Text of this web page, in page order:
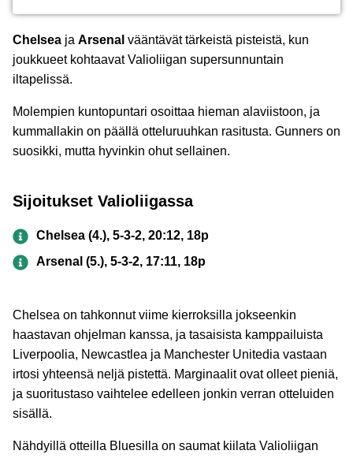
Chelsea ja Arsenal vääntävät tärkeistä pisteistä, kun
joukkueet kohtaavat Valioliigan supersunnuntain
iltapelissä.
Molempien kuntopuntari osoittaa hieman alaviistoon, ja
kummallakin on päällä otteluruuhkan rasitusta. Gunners on
suosikki, mutta hyvinkin ohut sellainen.
Sijoitukset Valioliigassa
Chelsea (4.), 5-3-2, 20:12, 18p
Arsenal (5.), 5-3-2, 17:11, 18p
Chelsea on tahkonnut viime kierroksilla jokseenkin
haastavan ohjelman kanssa, ja tasaisista kamppailuista
Liverpoolia, Newcastlea ja Manchester Unitedia vastaan
irtosi yhteensä neljä pistettä. Marginaalit ovat olleet pieniä,
ja suoritustaso vaihtelee edelleen jonkin verran otteluiden
sisällä.
Nähdyillä otteilla Bluesilla on saumat kiilata Valioliigan